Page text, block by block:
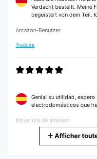
Verdacht bestellt. Meine
begeistert von dem Teil.
Amazon-Benutzer
Traduire
Genial su utilidad, espero
electrodomésticos que
Usuario/a de amazon
Afficher